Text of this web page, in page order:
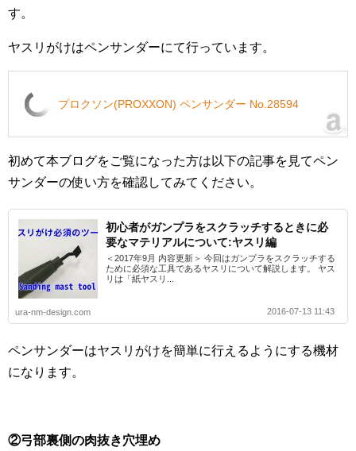
す。
ヤスリがけはペンサンダーにて行っています。
プロクソン(PROXXON) ペンサンダー No.28594
初めて本ブログをご覧になった方は以下の記事を見てペン
サンダーの使い方を確認してみてください。
初心者がガンプラをスクラッチするときに必
要なマテリアルについて:ヤスリ編
＜2017年9月 内容更新＞ 今回はガンプラをスクラッチする
ために必須な工具であるヤスリについて解説します。 ヤス
リは「紙ヤスリ...
ura-nm-design.com 2016-07-13 11:43
ペンサンダーはヤスリがけを簡単に行えるようにする機材
になります。
②弓部裏側の肉抜き穴埋め